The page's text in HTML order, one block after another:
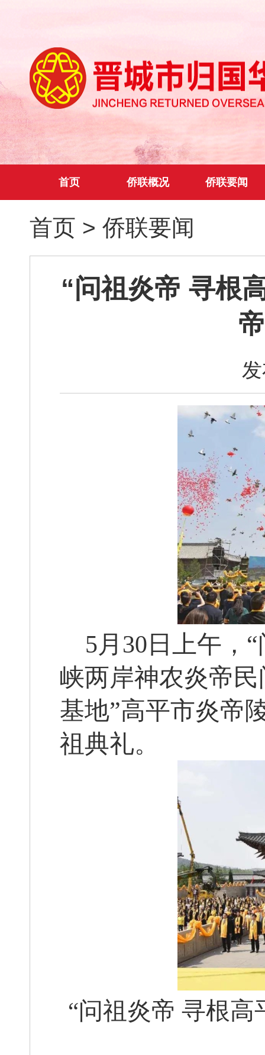
首页 侨联概况 侨联要闻
首页 > 侨联要闻
“问祖炎帝 寻根
5月30日上午 ，
峡两岸神农炎帝
基地”高平市炎帝
祖典礼。
“问祖炎帝 寻根